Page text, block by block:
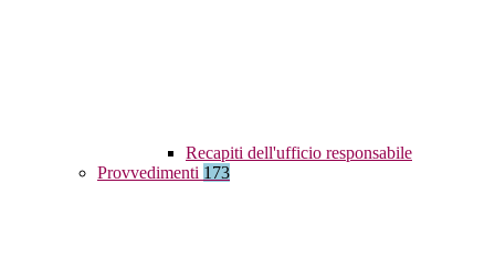
Recapiti dell'ufficio responsabile
Provvedimenti 173